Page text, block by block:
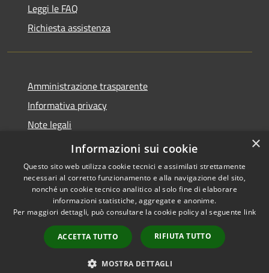
Leggi le FAQ
Richiesta assistenza
Amministrazione trasparente
Informativa privacy
Note legali
Dichiarazione di accessibilità
Accessibilità
Copyright © 2026 • Comune di
San Teodoro • Powered by
Municipium•
Accesso
redazione
×
Informazioni sui cookie
Questo sito web utilizza cookie tecnici e assimilati strettamente
necessari al corretto funzionamento e alla navigazione del sito,
nonché un cookie tecnico analitico al solo fine di elaborare
informazioni statistiche, aggregate e anonime.
Per maggiori dettagli, può consultare la cookie policy al seguente link
ACCETTA TUTTO RIFIUTA TUTTO
MOSTRA DETTAGLI